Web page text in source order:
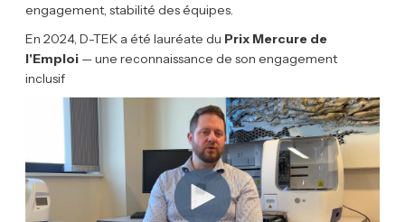
engagement, stabilité des équipes.
En 2024, D-TEK a été lauréate du Prix Mercure de
l'Emploi — une reconnaissance de son engagement
inclusif